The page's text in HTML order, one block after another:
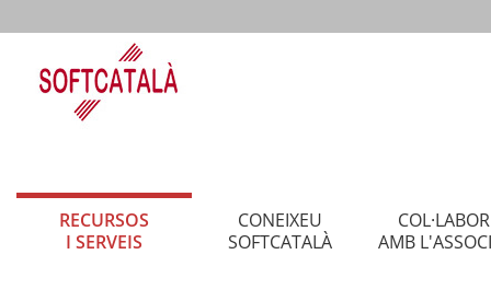
RECURSOS
I SERVEIS
CONEIXEU
SOFTCATALÀ
AMB